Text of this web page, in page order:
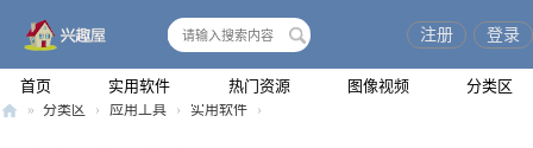
首页 实用软件 热门资源 图像视频 分类区
注册 登录
» 分类区 › 应用工具 › 实用软件 ›